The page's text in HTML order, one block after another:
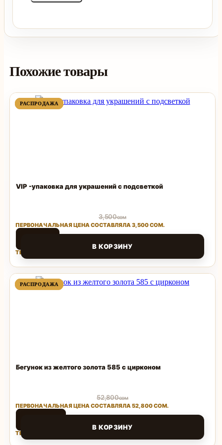
Похожие товары
РАСПРОДАЖА ПРОДАВАЕМЫЙ
ТОВАР
РАСПРОДАЖА ПРОДАВАЕМЫЙ
ТОВАР
VIP -упаковка для украшений с подсветкой
3,500сом
ПЕРВОНАЧАЛЬНАЯ ЦЕНА СОСТАВЛЯЛА 3,500 СОМ.
ТЕКУЩАЯ ЦЕНА: 1,500 СОМ.
В КОРЗИНУ
Поделиться
РАСПРОДАЖА ПРОДАВАЕМЫЙ
ТОВАР
РАСПРОДАЖА ПРОДАВАЕМЫЙ
ТОВАР
Бегунок из желтого золота 585 с цирконом
52,800сом
ПЕРВОНАЧАЛЬНАЯ ЦЕНА СОСТАВЛЯЛА 52,800 СОМ.
ТЕКУЩАЯ ЦЕНА: 25,000 СОМ.
В КОРЗИНУ